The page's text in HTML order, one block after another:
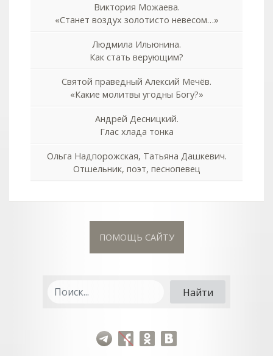
Виктория Можаева.
«Станет воздух золотисто невесом…»
Людмила Ильюнина.
Как стать верующим?
Святой праведный Алексий Мечёв.
«Какие молитвы угодны Богу?»
Андрей Десницкий.
Глас хлада тонка
Ольга Надпорожская, Татьяна Дашкевич.
Отшельник, поэт, песнопевец
ПОМОЩЬ САЙТУ